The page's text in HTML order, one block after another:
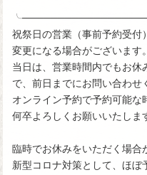
祝祭日の営業（事前予約受付
変更になる場合がございます。
当日は、営業時間内でもお
で、前日までにお問い合わせ
オンライン予約で予約可能な
何卒よろしくお願いいたしま
臨時でお休みをいただく場合
新型コロナ対策として、ほぼ